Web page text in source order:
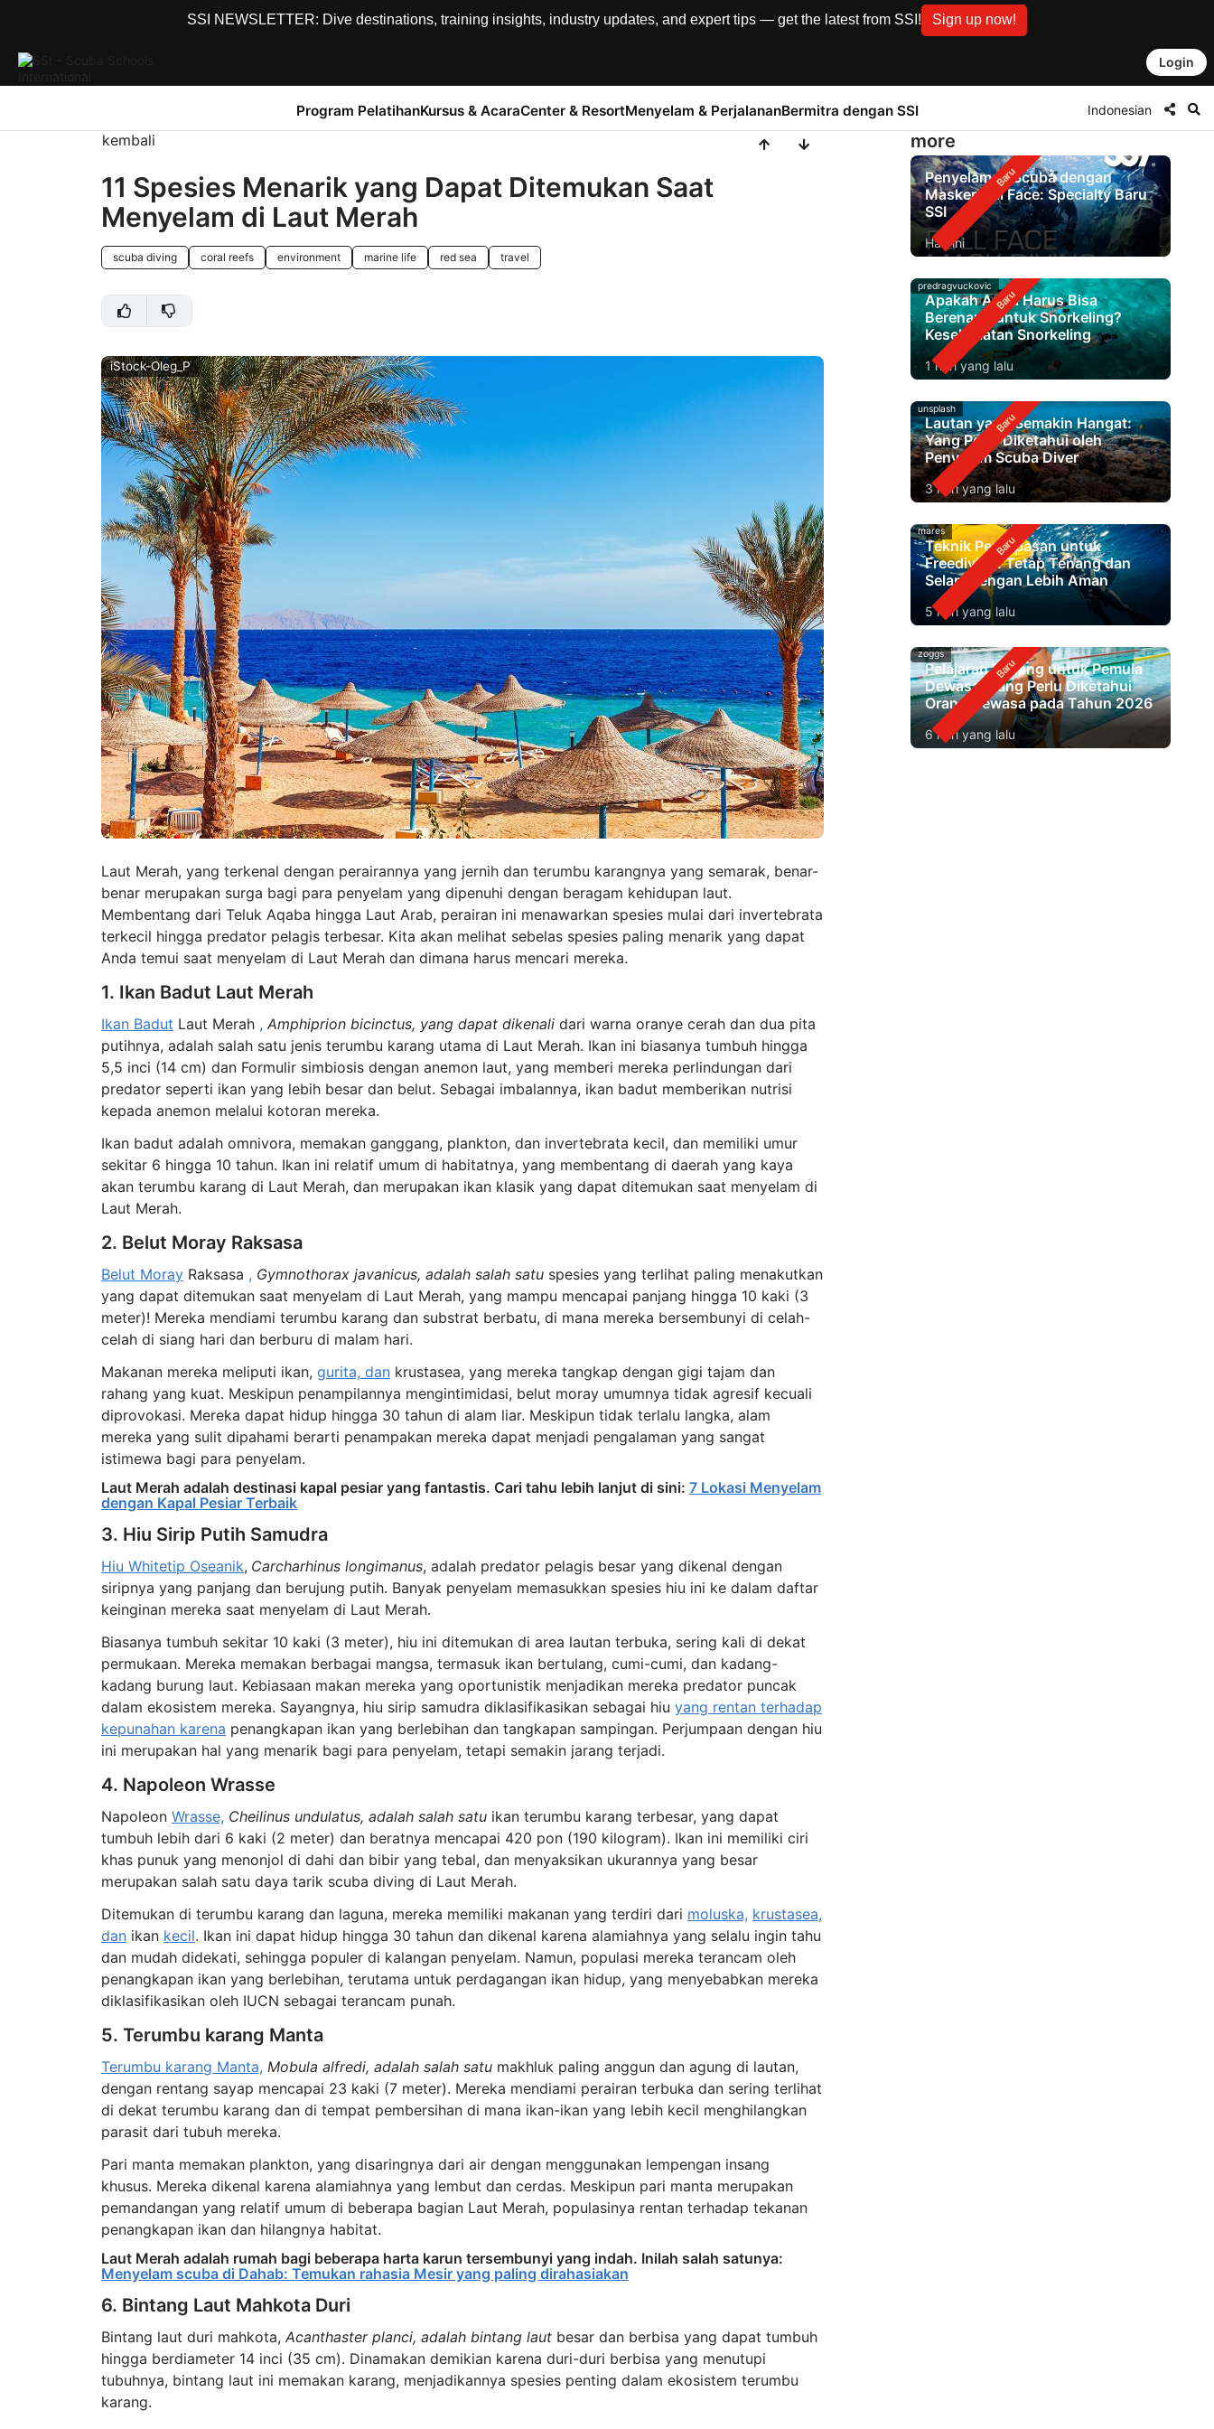
SSI NEWSLETTER: Dive destinations, training insights, industry updates, and expert tips — get the latest from SSI! Sign up now!
Login
Program PelatihanKursus & AcaraCenter & ResortMenyelam & PerjalananBermitra dengan SSI Indonesian
kembali
11 Spesies Menarik yang Dapat Ditemukan Saat
Menyelam di Laut Merah
scuba diving coral reefs environment marine life red sea travel
iStock-Oleg_P
Laut Merah, yang terkenal dengan perairannya yang jernih dan terumbu karangnya yang semarak, benar-
benar merupakan surga bagi para penyelam yang dipenuhi dengan beragam kehidupan laut.
Membentang dari Teluk Aqaba hingga Laut Arab, perairan ini menawarkan spesies mulai dari invertebrata
terkecil hingga predator pelagis terbesar. Kita akan melihat sebelas spesies paling menarik yang dapat
Anda temui saat menyelam di Laut Merah dan dimana harus mencari mereka.
1. Ikan Badut Laut Merah
Ikan Badut Laut Merah , Amphiprion bicinctus, yang dapat dikenalidari warna oranye cerah dan dua pita
putihnya, adalah salah satu jenis terumbu karang utama di Laut Merah. Ikan ini biasanya tumbuh hingga
5,5 inci (14 cm) dan Formulir simbiosis dengan anemon laut, yang memberi mereka perlindungan dari
predator seperti ikan yang lebih besar dan belut. Sebagai imbalannya, ikan badut memberikan nutrisi
kepada anemon melalui kotoran mereka.
Ikan badut adalah omnivora, memakan ganggang, plankton, dan invertebrata kecil, dan memiliki umur
sekitar 6 hingga 10 tahun. Ikan ini relatif umum di habitatnya, yang membentang di daerah yang kaya
akan terumbu karang di Laut Merah, dan merupakan ikan klasik yang dapat ditemukan saat menyelam di
Laut Merah.
2. Belut Moray Raksasa
Belut MorayRaksasa , Gymnothorax javanicus, adalah salah satu spesies yang terlihat paling menakutkan
yang dapat ditemukan saat menyelam di Laut Merah, yang mampu mencapai panjang hingga 10 kaki (3
meter)! Mereka mendiami terumbu karang dan substrat berbatu, di mana mereka bersembunyi di celah-
celah di siang hari dan berburu di malam hari.
Makanan mereka meliputi ikan, gurita, dankrustasea, yang mereka tangkap dengan gigi tajam dan
rahang yang kuat. Meskipun penampilannya mengintimidasi, belut moray umumnya tidak agresif kecuali
diprovokasi. Mereka dapat hidup hingga 30 tahun di alam liar. Meskipun tidak terlalu langka, alam
mereka yang sulit dipahami berarti penampakan mereka dapat menjadi pengalaman yang sangat
istimewa bagi para penyelam.
Laut Merah adalah destinasi kapal pesiar yang fantastis. Cari tahu lebih lanjut di sini: 7 Lokasi Menyelam
dengan Kapal Pesiar Terbaik
3. Hiu Sirip Putih Samudra
Hiu Whitetip Oseanik, Carcharhinus longimanus, adalah predator pelagis besar yang dikenal dengan
siripnya yang panjang dan berujung putih. Banyak penyelam memasukkan spesies hiu ini ke dalam daftar
keinginan mereka saat menyelam di Laut Merah.
Biasanya tumbuh sekitar 10 kaki (3 meter), hiu ini ditemukan di area lautan terbuka, sering kali di dekat
permukaan. Mereka memakan berbagai mangsa, termasuk ikan bertulang, cumi-cumi, dan kadang-
kadang burung laut. Kebiasaan makan mereka yang oportunistik menjadikan mereka predator puncak
dalam ekosistem mereka. Sayangnya, hiu sirip samudra diklasifikasikan sebagai hiu yang rentan terhadap
kepunahan karena penangkapan ikan yang berlebihan dan tangkapan sampingan. Perjumpaan dengan hiu
ini merupakan hal yang menarik bagi para penyelam, tetapi semakin jarang terjadi.
4. Napoleon Wrasse
Napoleon Wrasse, Cheilinus undulatus, adalah salah satu ikan terumbu karang terbesar, yang dapat
tumbuh lebih dari 6 kaki (2 meter) dan beratnya mencapai 420 pon (190 kilogram). Ikan ini memiliki ciri
khas punuk yang menonjol di dahi dan bibir yang tebal, dan menyaksikan ukurannya yang besar
merupakan salah satu daya tarik scuba diving di Laut Merah.
Ditemukan di terumbu karang dan laguna, mereka memiliki makanan yang terdiri dari moluska, krustasea,
danikan kecil. Ikan ini dapat hidup hingga 30 tahun dan dikenal karena alamiahnya yang selalu ingin tahu
dan mudah didekati, sehingga populer di kalangan penyelam. Namun, populasi mereka terancam oleh
penangkapan ikan yang berlebihan, terutama untuk perdagangan ikan hidup, yang menyebabkan mereka
diklasifikasikan oleh IUCN sebagai terancam punah.
5. Terumbu karang Manta
Terumbu karang Manta, Mobula alfredi, adalah salah satu makhluk paling anggun dan agung di lautan,
dengan rentang sayap mencapai 23 kaki (7 meter). Mereka mendiami perairan terbuka dan sering terlihat
di dekat terumbu karang dan di tempat pembersihan di mana ikan-ikan yang lebih kecil menghilangkan
parasit dari tubuh mereka.
Pari manta memakan plankton, yang disaringnya dari air dengan menggunakan lempengan insang
khusus. Mereka dikenal karena alamiahnya yang lembut dan cerdas. Meskipun pari manta merupakan
pemandangan yang relatif umum di beberapa bagian Laut Merah, populasinya rentan terhadap tekanan
penangkapan ikan dan hilangnya habitat.
Laut Merah adalah rumah bagi beberapa harta karun tersembunyi yang indah. Inilah salah satunya:
Menyelam scuba di Dahab: Temukan rahasia Mesir yang paling dirahasiakan
6. Bintang Laut Mahkota Duri
Bintang laut duri mahkota, Acanthaster planci, adalah bintang lautbesar dan berbisa yang dapat tumbuh
hingga berdiameter 14 inci (35 cm). Dinamakan demikian karena duri-duri berbisa yang menutupi
tubuhnya, bintang laut ini memakan karang, menjadikannya spesies penting dalam ekosistem terumbu
karang.
more
Penyelaman Scuba dengan
Masker Full Face: Specialty Baru
SSI
Hari ini
predragvuckovic
Apakah Anda Harus Bisa
Berenang untuk Snorkeling?
Keselamatan Snorkeling
1 hari yang lalu
unsplash
Lautan yang Semakin Hangat:
Yang Perlu Diketahui oleh
Penyelam Scuba Diver
3 hari yang lalu
mares
Teknik Pernapasan untuk
Freediving: Tetap Tenang dan
Selam dengan Lebih Aman
5 hari yang lalu
zoggs
Pelajaran Renang untuk Pemula
Dewasa: Yang Perlu Diketahui
Orang Dewasa pada Tahun 2026
6 hari yang lalu